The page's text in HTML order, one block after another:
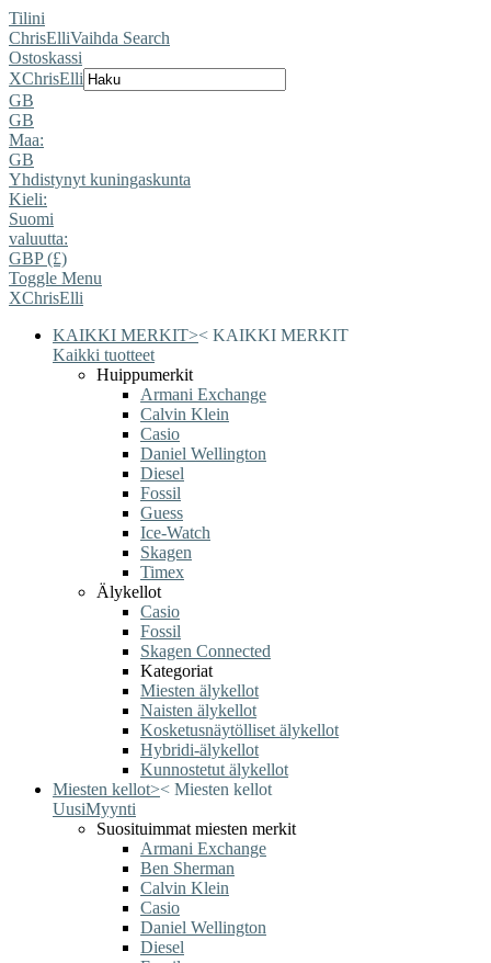
Tilini
ChrisElliVaihda Search
Ostoskassi
XChrisElli
GB
GB
Maa:
GB
Yhdistynyt kuningaskunta
Kieli:
Suomi
valuutta:
GBP (£)
Toggle Menu
XChrisElli
KAIKKI MERKIT>< KAIKKI MERKIT
Kaikki tuotteet
Huippumerkit
Armani Exchange
Calvin Klein
Casio
Daniel Wellington
Diesel
Fossil
Guess
Ice-Watch
Skagen
Timex
Älykellot
Casio
Fossil
Skagen Connected
Kategoriat
Miesten älykellot
Naisten älykellot
Kosketusnäytölliset älykellot
Hybridi-älykellot
Kunnostetut älykellot
Miesten kellot>< Miesten kellot
UusiMyynti
Suosituimmat miesten merkit
Armani Exchange
Ben Sherman
Calvin Klein
Casio
Daniel Wellington
Diesel